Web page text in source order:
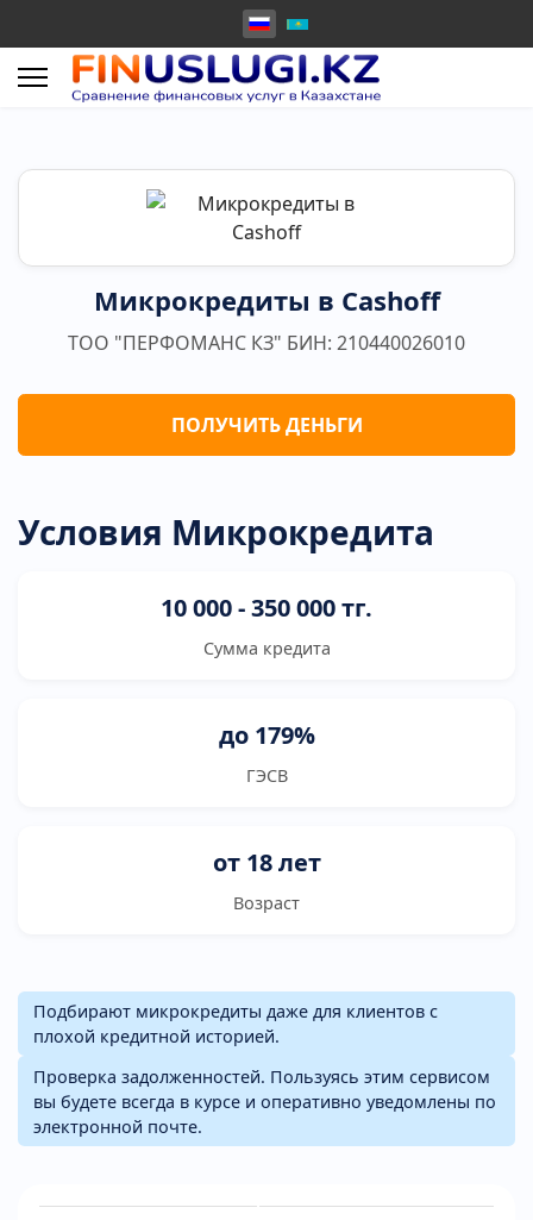
Микрокредиты в Cashoff
ТОО "ПЕРФОМАНС КЗ" БИН: 210440026010
ПОЛУЧИТЬ ДЕНЬГИ
Условия Микрокредита
10 000 - 350 000 тг.
Сумма кредита
до 179%
ГЭСВ
от 18 лет
Возраст
Подбирают микрокредиты даже для клиентов с
плохой кредитной историей.
Проверка задолженностей. Пользуясь этим сервисом
вы будете всегда в курсе и оперативно уведомлены по
электронной почте.